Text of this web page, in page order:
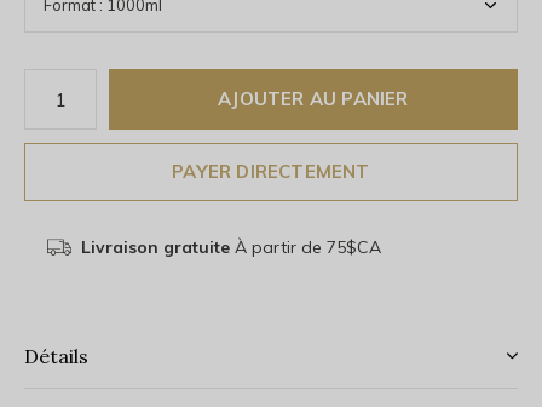
AJOUTER AU PANIER
PAYER DIRECTEMENT
Livraison gratuiteÀ partir de 75$CA
Détails